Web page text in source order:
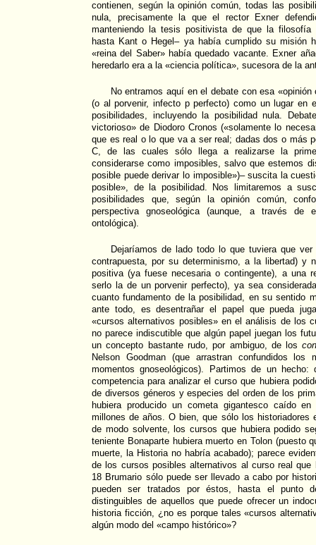
contienen, según la opinión común, todas las
nula, precisamente la que el rector Exner
manteniendo la tesis positivista de que la filosofía
hasta Kant o Hegel– ya había cumplido su misión
«reina del Saber» había quedado vacante. Exner
heredarlo era a la «ciencia política», sucesora de la
No entramos aquí en el debate con esa
(o al porvenir, infecto p perfecto) como un lugar en
posibilidades, incluyendo la posibilidad nula.
victorioso» de Diodoro Cronos («solamente lo
que es real o lo que va a ser real; dadas dos o más
C, de las cuales sólo llega a realizarse la
considerarse como imposibles, salvo que estemos
posible puede derivar lo imposible»)– suscita la
posible», de la posibilidad. Nos limitaremos a
posibilidades que, según la opinión común,
perspectiva gnoseológica (aunque, a través de
ontológica).
Dejaríamos de lado todo lo que tuviera que
contrapuesta, por su determinismo, a la libertad) y
positiva (ya fuese necesaria o contingente), a una
serlo la de un porvenir perfecto), ya sea
cuanto fundamento de la posibilidad, en su sentido
ante todo, es desentrañar el papel que pueda
«cursos alternativos posibles» en el análisis de los
no parece indiscutible que algún papel juegan los
un concepto bastante rudo, por ambiguo, de los
Nelson Goodman (que arrastran confundidos los
momentos gnoseológicos). Partimos de un
competencia para analizar el curso que hubiera
de diversos géneros y especies del orden de los
hubiera producido un cometa gigantesco caído
millones de años. O bien, que sólo los historiadores
de modo solvente, los cursos que hubiera podido
teniente Bonaparte hubiera muerto en Tolon (puesto
muerte, la Historia no habría acabado); parece
de los cursos posibles alternativos al curso real que
18 Brumario sólo puede ser llevado a cabo por
pueden ser tratados por éstos, hasta el punto
distinguibles de aquellos que puede ofrecer un
historia ficción, ¿no es porque tales «cursos
algún modo del «campo histórico»?